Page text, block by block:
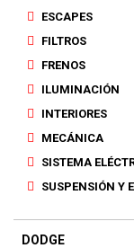
ESCAPES
FILTROS
FRENOS
ILUMINACIÓN
INTERIORES
MECÁNICA
SISTEMA
SUSPENSIÓN Y
DODGE